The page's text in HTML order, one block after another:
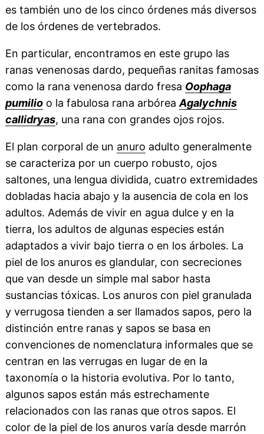
es también uno de los cinco órdenes más diversos
de los órdenes de vertebrados.
En particular, encontramos en este grupo las
ranas venenosas dardo, pequeñas ranitas famosas
como la rana venenosa dardo fresa Oophaga
pumilioo la fabulosa rana arbórea Agalychnis
callidryas, una rana con grandes ojos rojos.
El plan corporal de un anuro adulto generalmente
se caracteriza por un cuerpo robusto, ojos
saltones, una lengua dividida, cuatro extremidades
dobladas hacia abajo y la ausencia de cola en los
adultos. Además de vivir en agua dulce y en la
tierra, los adultos de algunas especies están
adaptados a vivir bajo tierra o en los árboles. La
piel de los anuros es glandular, con secreciones
que van desde un simple mal sabor hasta
sustancias tóxicas. Los anuros con piel granulada
y verrugosa tienden a ser llamados sapos, pero la
distinción entre ranas y sapos se basa en
convenciones de nomenclatura informales que se
centran en las verrugas en lugar de en la
taxonomía o la historia evolutiva. Por lo tanto,
algunos sapos están más estrechamente
relacionados con las ranas que otros sapos. El
color de la piel de los anuros varía desde marrón